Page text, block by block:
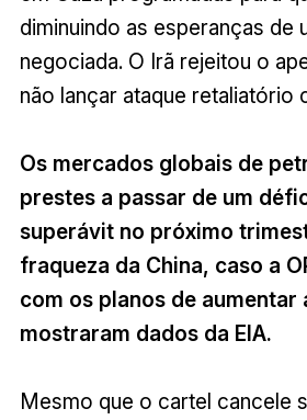
diminuindo as esperanças de
negociada. O Irã rejeitou o
não lançar ataque retaliatório
Os mercados globais de
prestes a passar de um
superávit no próximo
fraqueza da China, caso a
com os planos de aumentar
mostraram dados da EIA.
Mesmo que o cartel cancele